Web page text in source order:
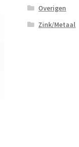
Overigen
Zink/Metaal